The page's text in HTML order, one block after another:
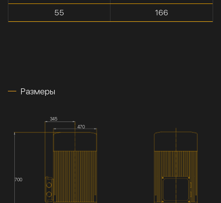
55
166
Размеры
345
470
700